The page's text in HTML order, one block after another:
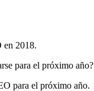
en 2018.
para el próximo año?
para el próximo año.